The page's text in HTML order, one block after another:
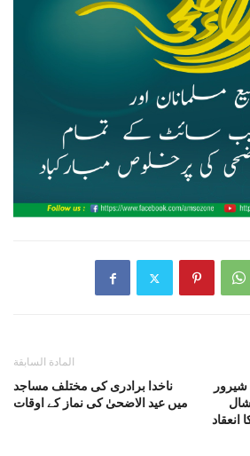
المادة السابقة
ناخدا برادری کی مختلف مساجد
میں عید الاضحیٰ کی نماز کے اوقات
انعقاد